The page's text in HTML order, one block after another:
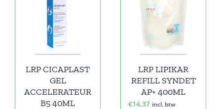
LRP CICAPLAST
GEL
ACCELERATEUR
B5 40ML
LRP LIPIKAR
REFILL SYNDET
AP+ 400ML
€14,37 incl. btw